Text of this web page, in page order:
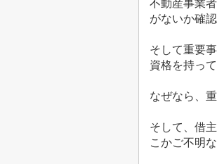
不動産事業
がないか確
そして重要
資格を持っ
なぜなら、
そして、借
こかご不明